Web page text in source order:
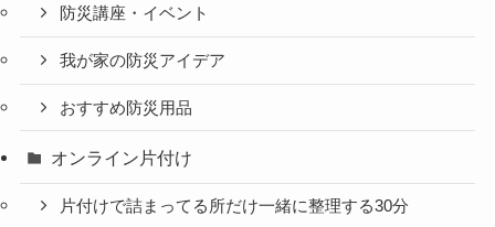
防災講座・イベント
我が家の防災アイデア
おすすめ防災用品
オンライン片付け
片付けで詰まってる所だけ一緒に整理する30分